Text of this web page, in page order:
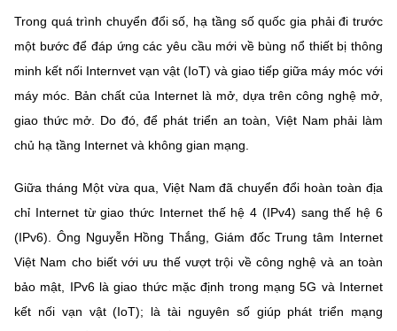
Email:
stc@mst.gov.vn
©2026 Bản quyền thuộc Bộ Khoa Học và Công Nghệ
(Ghi rõ nguồn "https://mst.gov.vn" khi phát hành lại thông tin từ
website này)
Trong quá trình chuyển đổi số, hạ tầng số quốc gia phải đi trước
một bước để đáp ứng các yêu cầu mới về bùng nổ thiết bị thông
minh kết nối Internvet vạn vật (IoT) và giao tiếp giữa máy móc với
máy móc. Bản chất của Internet là mở, dựa trên công nghệ mở,
giao thức mở. Do đó, để phát triển an toàn, Việt Nam phải làm
chủ hạ tầng Internet và không gian mạng.
Giữa tháng Một vừa qua, Việt Nam đã chuyển đổi hoàn toàn địa
chỉ Internet từ giao thức Internet thế hệ 4 (IPv4) sang thế hệ 6
(IPv6). Ông Nguyễn Hồng Thắng, Giám đốc Trung tâm Internet
Việt Nam cho biết với ưu thế vượt trội về công nghệ và an toàn
bảo mật, IPv6 là giao thức mặc định trong mạng 5G và Internet
kết nối vạn vật (IoT); là tài nguyên số giúp phát triển mạng